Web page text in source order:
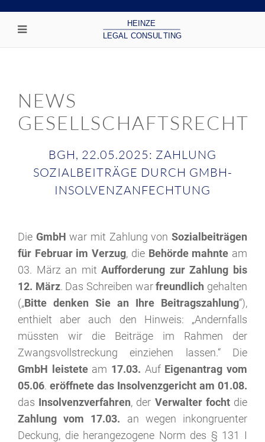
NEWS
GESELLSCHAFTSRECHT
BGH, 22.05.2025: ZAHLUNG
SOZIALBEITRÄGE DURCH GMBH-
INSOLVENZANFECHTUNG
Die GmbH war mit Zahlung vonSozialbeiträgen
für Februar im Verzug, die Behörde mahnte am
03. März an mitAufforderung zur Zahlung bis
12. März. Das Schreiben warfreundlich gehalten
(„Bitte denken Sie an Ihre Beitragszahlung“),
enthielt aber auch den Hinweis: „Andernfalls
müssten wir die Beiträge im Rahmen der
Zwangsvollstreckung einziehen lassen.“ Die
GmbH leisteteam 17.03. Auf Eigenantrag vom
05.06. eröffnete das Insolvenzgericht am 01.08.
das Insolvenzverfahren, der Verwalter fochtdie
Zahlung vom 17.03. an wegen inkongruenter
Deckung, die herangezogene Norm des § 131 I